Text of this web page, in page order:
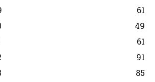
61
49
61
91
85